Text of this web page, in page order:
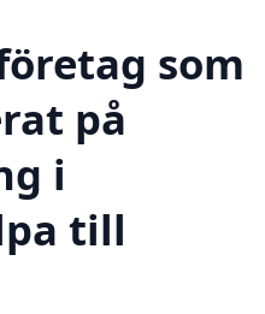
som
på
i
till